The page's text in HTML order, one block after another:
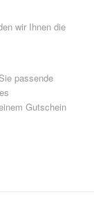
wir Ihnen die
passende
Gutschein